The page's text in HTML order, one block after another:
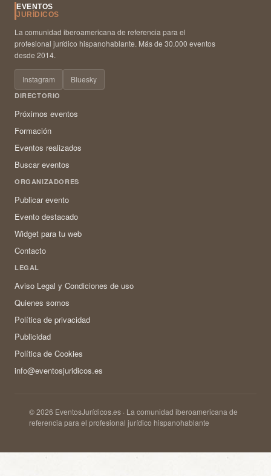
EVENTOS
JURÍDICOS
La comunidad iberoamericana de referencia para el
profesional jurídico hispanohablante. Más de 30.000 eventos
desde 2014.
Instagram Bluesky
DIRECTORIO
Próximos eventos
Formación
Eventos realizados
Buscar eventos
ORGANIZADORES
Publicar evento
Evento destacado
Widget para tu web
Contacto
LEGAL
Aviso Legal y Condiciones de uso
Quienes somos
Política de privacidad
Publicidad
Política de Cookies
info@eventosjuridicos.es
© 2026 EventosJurídicos.es · La comunidad iberoamericana de
referencia para el profesional jurídico hispanohablante